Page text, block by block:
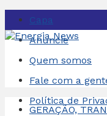
Capa
Anuncie
Quem somos
Fale com a
Política de
GERAÇÃO,